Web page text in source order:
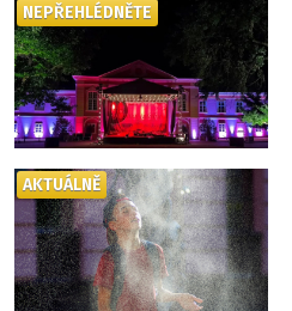
NEPŘEHLÉDNĚTE
AKTUÁLNĚ